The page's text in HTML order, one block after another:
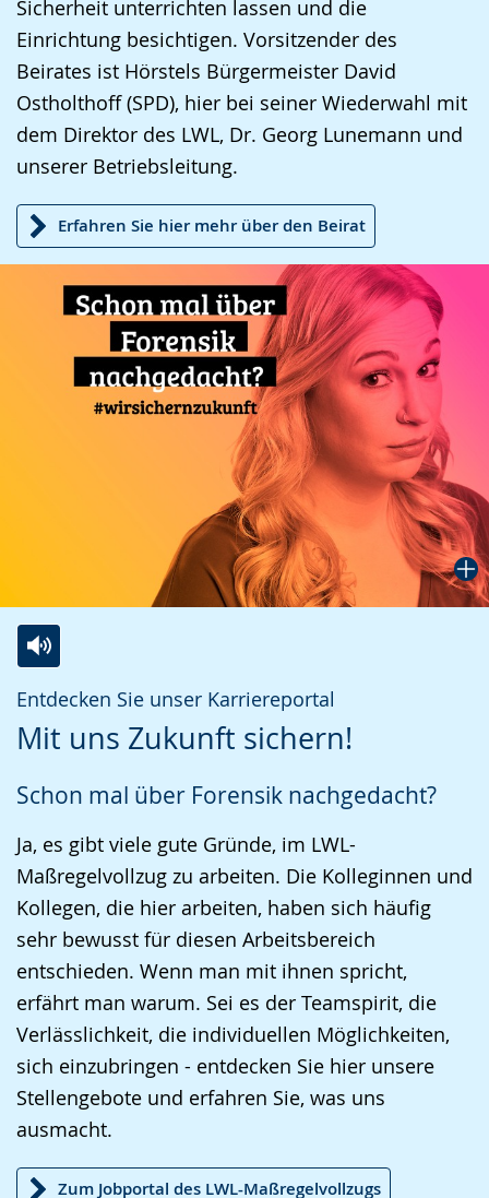
Sicherheit unterrichten lassen und die
Einrichtung besichtigen. Vorsitzender des
Beirates ist Hörstels Bürgermeister David
Ostholthoff (SPD), hier bei seiner Wiederwahl mit
dem Direktor des LWL, Dr. Georg Lunemann und
unserer Betriebsleitung.
Erfahren Sie hier mehr über den Beirat
Entdecken Sie unser Karriereportal
Mit uns Zukunft sichern!
Schon mal über Forensik nachgedacht?
Ja, es gibt viele gute Gründe, im LWL-
Maßregelvollzug zu arbeiten. Die Kolleginnen und
Kollegen, die hier arbeiten, haben sich häufig
sehr bewusst für diesen Arbeitsbereich
entschieden. Wenn man mit ihnen spricht,
erfährt man warum. Sei es der Teamspirit, die
Verlässlichkeit, die individuellen Möglichkeiten,
sich einzubringen - entdecken Sie hier unsere
Stellengebote und erfahren Sie, was uns
ausmacht.
Zum Jobportal des LWL-Maßregelvollzugs
Leichten
Sprache
Audio-
Unterstützung.
Video
in
Gebärdensprache
wird
angezeigt.